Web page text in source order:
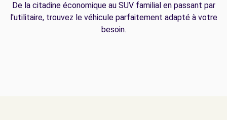
De la citadine économique au SUV familial en passant par
l'utilitaire, trouvez le véhicule parfaitement adapté à votre
besoin.